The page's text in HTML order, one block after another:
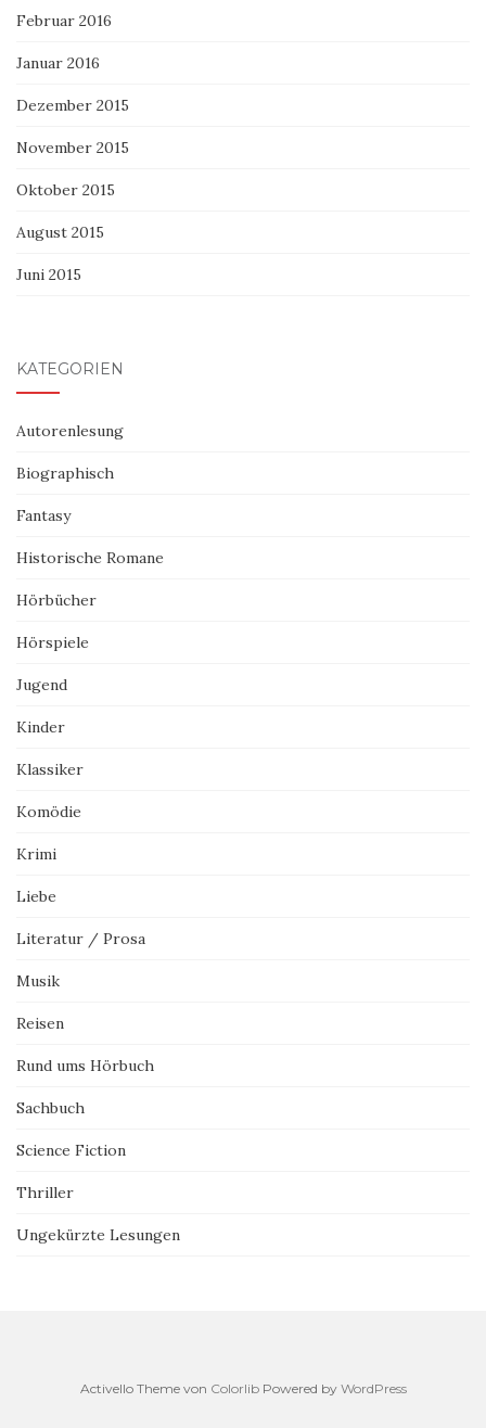
Februar 2016
Januar 2016
Dezember 2015
November 2015
Oktober 2015
August 2015
Juni 2015
KATEGORIEN
Autorenlesung
Biographisch
Fantasy
Historische Romane
Hörbücher
Hörspiele
Jugend
Kinder
Klassiker
Komödie
Krimi
Liebe
Literatur / Prosa
Musik
Reisen
Rund ums Hörbuch
Sachbuch
Science Fiction
Thriller
Ungekürzte Lesungen
Activello Theme von ColorlibPowered by WordPress